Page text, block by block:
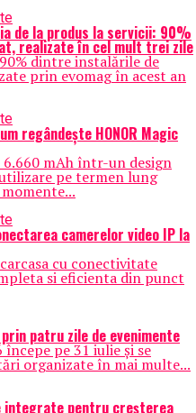
de la produs la servicii: 90%
realizate în cel mult trei zile
dintre instalările de
prin evomag în acest an
regândește HONOR Magic
mAh într-un design
pe termen lung
camerelor video IP la
cu conectivitate
si eficienta din punct
patru zile de evenimente
pe 31 iulie și se
organizate în mai multe...
pentru creșterea